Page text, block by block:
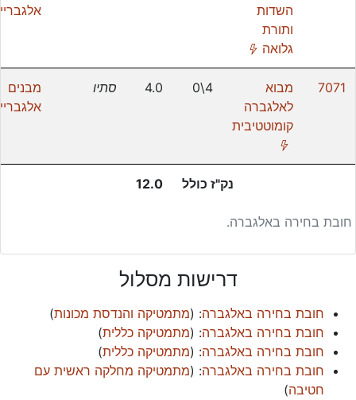
חובת בחירה באלגברה.
נק"ז כולל 12.0
השדות
ותורת
גלואה
7071
מבוא
לאלגברה
קומוטטיבית
4\0
4.0 סתיו
מבנים
דרישות מסלול
חובת בחירה באלגברה: (מתמטיקה והנדסת מכונות)
חובת בחירה באלגברה: (מתמטיקה כללית)
חובת בחירה באלגברה: (מתמטיקה כללית)
חובת בחירה באלגברה: (מתמטיקה מחלקה ראשית עם
חטיבה)